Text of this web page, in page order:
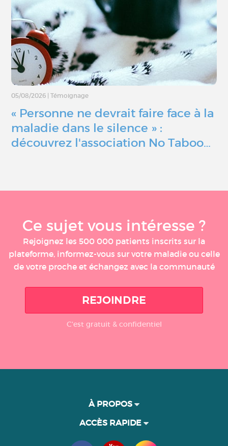
05/08/2026 Témoignage
« Personne ne devrait faire face à la
maladie dans le silence » :
découvrez l'association No Taboo…
Ce sujet vous intéresse ?
Rejoignez les 500 000 patients inscrits sur la
plateforme, informez-vous sur votre maladie ou celle
de votre proche et échangez avec la communauté
REJOINDRE
C'est gratuit & confidentiel
À PROPOS
ACCÈS RAPIDE